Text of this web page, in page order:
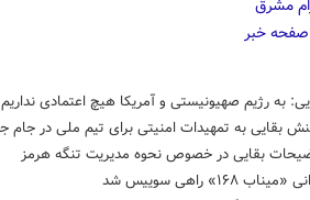
به رژیم صهیونیستی و آمریکا هیچ اعتمادی نداریم
بقایی به تمهیدات امنیتی برای تیم ملی در جام
بقایی در خصوص نحوه مدیریت تنگه هرمز
۱۶۸» راهی سوییس شد